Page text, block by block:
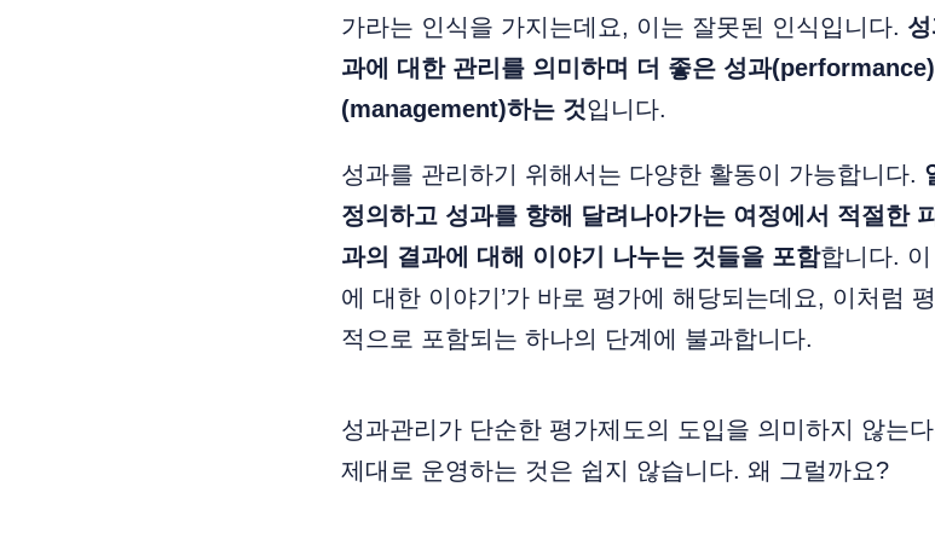
가라는 인식을 가지는데요, 이는 잘못된 인식입니다.
과에 대한 관리를 의미하며 더 좋은 성과
(management)하는 것입니다.
성과를 관리하기 위해서는 다양한 활동이 가능합니다.
정의하고 성과를 향해 달려나아가는 여정에서 적절한
과의 결과에 대해 이야기 나누는 것들을 포함합니다.
에 대한 이야기’가 바로 평가에 해당되는데요, 이처럼
적으로 포함되는 하나의 단계에 불과합니다.
성과관리가 단순한 평가제도의 도입을 의미하지 않는
제대로 운영하는 것은 쉽지 않습니다. 왜 그럴까요?